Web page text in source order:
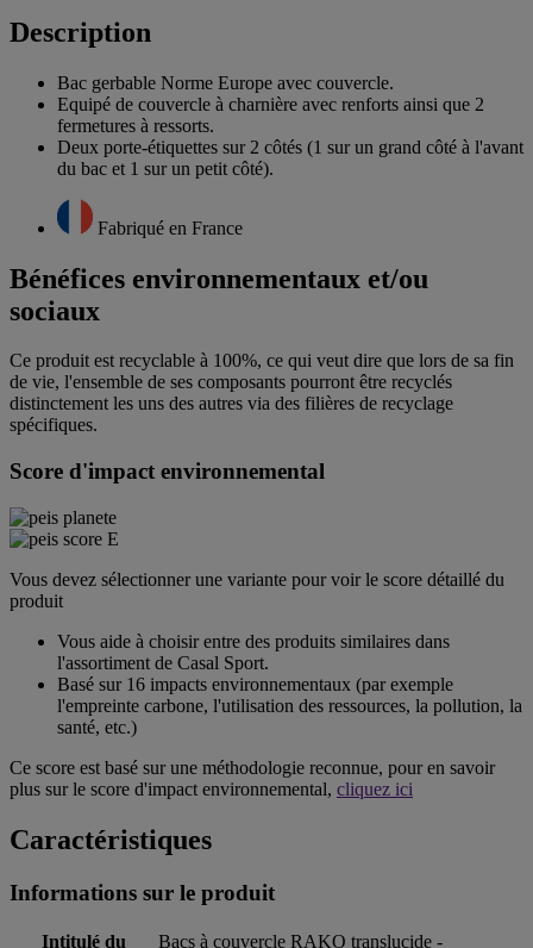
Description
Bac gerbable Norme Europe avec couvercle.
Equipé de couvercle à charnière avec renforts ainsi que 2
fermetures à ressorts.
Deux porte-étiquettes sur 2 côtés (1 sur un grand côté à l'avant
du bac et 1 sur un petit côté).
Fabriqué en France
Bénéfices environnementaux et/ou
sociaux
Ce produit est recyclable à 100%, ce qui veut dire que lors de sa fin
de vie, l'ensemble de ses composants pourront être recyclés
distinctement les uns des autres via des filières de recyclage
spécifiques.
Score d'impact environnemental
Vous devez sélectionner une variante pour voir le score détaillé du
produit
Vous aide à choisir entre des produits similaires dans
l'assortiment de Casal Sport.
Basé sur 16 impacts environnementaux (par exemple
l'empreinte carbone, l'utilisation des ressources, la pollution, la
santé, etc.)
Ce score est basé sur une méthodologie reconnue, pour en savoir
plus sur le score d'impact environnemental, cliquez ici
Caractéristiques
Informations sur le produit
Intitulé du Bacs à couvercle RAKO translucide -